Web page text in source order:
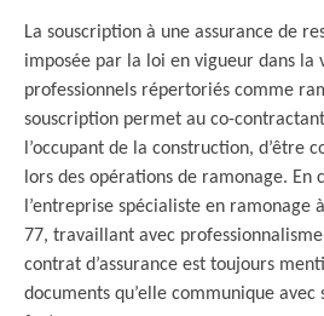
La souscription à une assurance de
imposée par la loi en vigueur dans la
professionnels répertoriés comme
souscription permet au co-
l’occupant de la construction, d’être
lors des opérations de ramonage. En
l’entreprise spécialiste en ramonage
77, travaillant avec
contrat d’assurance est toujours
documents qu’elle communique avec